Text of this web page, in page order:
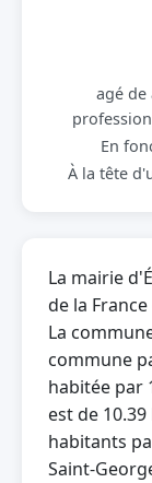
agé de
En
À la tête
La mairie
de la
La
commune
habitée par
est de
habitants
Saint-